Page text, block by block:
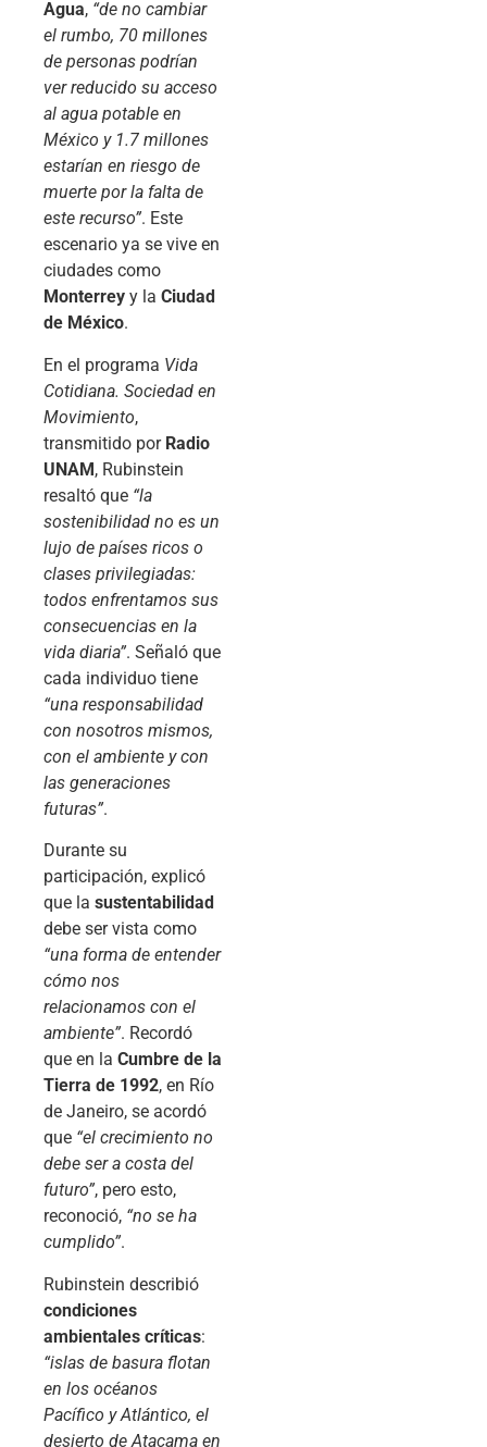
Agua, “de no cambiar
el rumbo, 70 millones
de personas podrían
ver reducido su acceso
al agua potable en
México y 1.7 millones
estarían en riesgo de
muerte por la falta de
este recurso”. Este
escenario ya se vive en
ciudades como
Monterrey y la Ciudad
de México.
En el programa Vida
Cotidiana. Sociedad en
Movimiento,
transmitido por Radio
UNAM, Rubinstein
resaltó que “la
sostenibilidad no es un
lujo de países ricos o
clases privilegiadas:
todos enfrentamos sus
consecuencias en la
vida diaria”. Señaló que
cada individuo tiene
“una responsabilidad
con nosotros mismos,
con el ambiente y con
las generaciones
futuras”.
Durante su
participación, explicó
que la sustentabilidad
debe ser vista como
“una forma de entender
cómo nos
relacionamos con el
ambiente”. Recordó
que en la Cumbre de la
Tierra de 1992, en Río
de Janeiro, se acordó
que “el crecimiento no
debe ser a costa del
futuro”, pero esto,
reconoció, “no se ha
cumplido”.
Rubinstein describió
condiciones
ambientales críticas:
“islas de basura flotan
en los océanos
Pacífico y Atlántico, el
desierto de Atacama en